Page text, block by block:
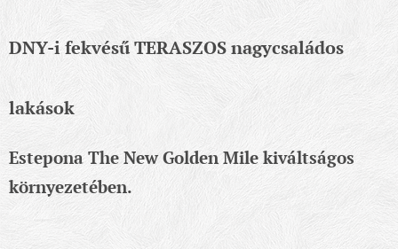
DNY-i fekvésű TERASZOS nagycsaládos
lakások
Estepona The New Golden Mile kiváltságos
környezetében.